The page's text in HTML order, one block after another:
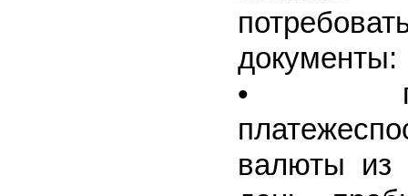
документы:
•
валюты из